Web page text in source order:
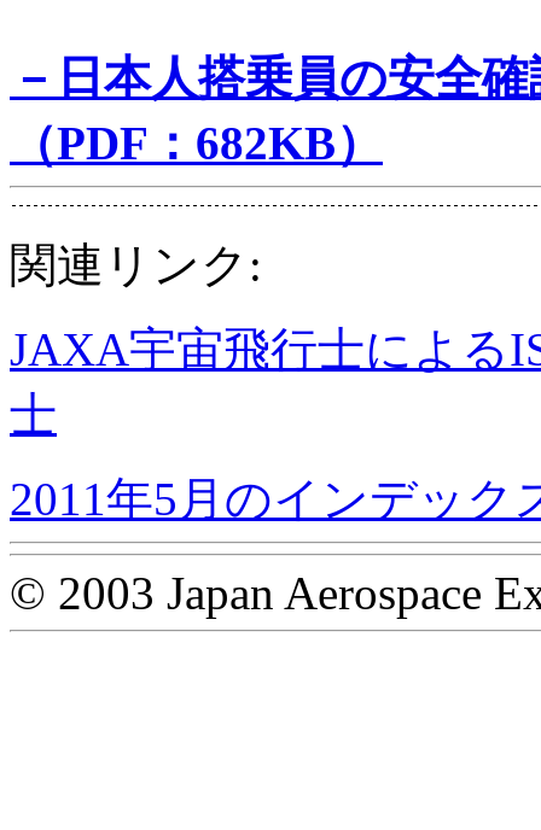
－日本人搭乗員の安全
（PDF：682KB）
関連リンク:
JAXA宇宙飛行士による
士
2011年5月のインデック
© 2003 Japan Aerospace